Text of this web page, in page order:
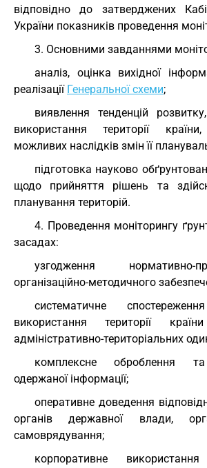
відповідно до затверджених
України показників проведення
3. Основними завданнями
аналіз, оцінка вихідної
реалізації Генеральної схеми;
виявлення тенденцій
використання території
можливих наслідків змін її
підготовка науково
щодо прийняття рішень та
планування територій.
4. Проведення моніторингу
засадах:
узгодження
організаційно-методичного
систематичне
використання території
адміністративно-територіальних
комплексне оброблення
одержаної інформації;
оперативне доведення
органів державної влади,
самоврядування;
корпоративне